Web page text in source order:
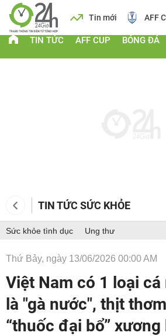
Lịch Tin mới AFF
TIN TỨC AFF CUP BÓNG ĐÁ
TIN TỨC SỨC KHỎE
Sức khỏe tình dục Ung thư
Thứ Bảy, ngày 13/06/2026 00:00 AM
Việt Nam có 1 loại cá
là "gà nước", thịt
“thuốc đại bổ” xương